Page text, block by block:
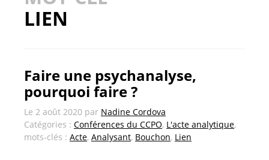
LIEN
Faire une psychanalyse,
pourquoi faire ?
Le 2 août 2020 par Nadine Cordova
Catégories : Conférences du CCPO, L'acte analytique,
mots-clés : Acte, Analysant, Bouchon, Lien